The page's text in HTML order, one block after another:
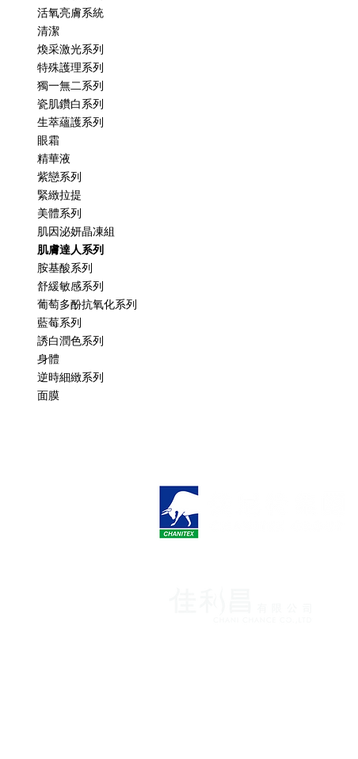
活氧亮膚系統
清潔
煥采激光系列
特殊護理系列
獨一無二系列
瓷肌鑽白系列
生萃蘊護系列
眼霜
精華液
紫戀系列
緊緻拉提
美體系列
肌因泌妍晶凍組
肌膚達人系列
胺基酸系列
舒緩敏感系列
葡萄多酚抗氧化系列
藍莓系列
誘白潤色系列
身體
逆時細緻系列
面膜